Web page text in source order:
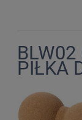
BLW02
PIŁKA